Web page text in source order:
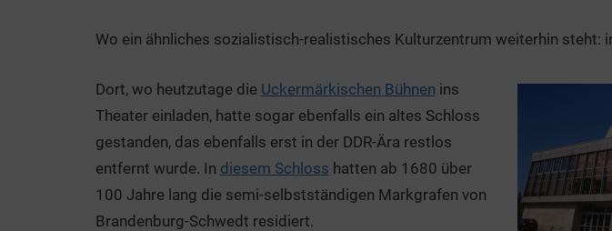
Wo ein ähnliches sozialistisch-realistisches Kulturzentrum weiterhin steht:
Dort, wo heutzutage die Uckermärkischen Bühnen ins
Theater einladen, hatte sogar ebenfalls ein altes Schloss
gestanden, das ebenfalls erst in der DDR-Ära restlos
entfernt wurde. In diesem Schloss hatten ab 1680 über
100 Jahre lang die semi-selbstständigen Markgrafen von
Brandenburg-Schwedt residiert.